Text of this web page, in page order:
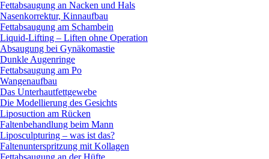
Fettabsaugung an Nacken und Hals
Nasenkorrektur, Kinnaufbau
Fettabsaugung am Schambein
Liquid-Lifting – Liften ohne Operation
Absaugung bei Gynäkomastie
Dunkle Augenringe
Fettabsaugung am Po
Wangenaufbau
Das Unterhautfettgewebe
Die Modellierung des Gesichts
Liposuction am Rücken
Faltenbehandlung beim Mann
Liposculpturing – was ist das?
Faltenunterspritzung mit Kollagen
Fettabsaugung an der Hüfte